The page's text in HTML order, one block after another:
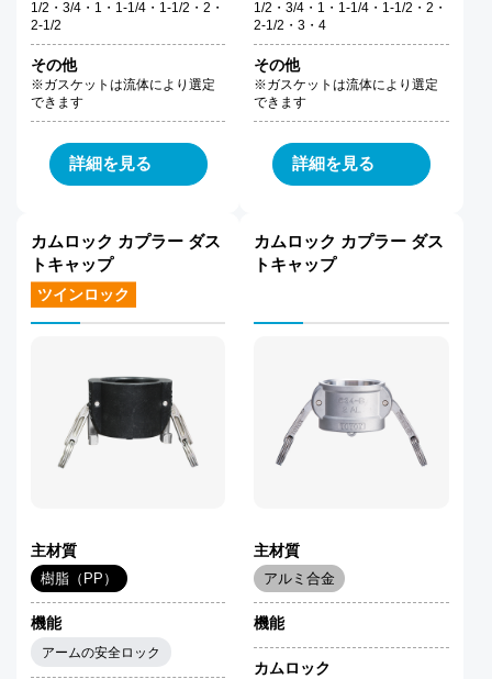
1/2・3/4・1・1-1/4・1-1/2・2・
2-1/2
その他
※ガスケットは流体により選定
できます
詳細を見る
1/2・3/4・1・1-1/4・1-1/2・2・
2-1/2・3・4
その他
※ガスケットは流体により選定
できます
詳細を見る
カムロック カプラー ダス
トキャップ
ツインロック
主材質
樹脂（PP）
機能
アームの安全ロック
カムロック カプラー ダス
トキャップ
主材質
アルミ合金
機能
カムロック